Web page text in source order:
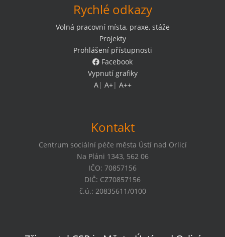
Rychlé odkazy
Volná pracovní místa, praxe, stáže
Projekty
Prohlášení přístupnosti
Facebook
Vypnutí grafiky
A| A+| A++
Kontakt
Centrum sociální péče města Ústí nad Orlicí
Na Pláni 1343, 562 06
IČO: 70857156
DIČ: CZ70857156
č.ú.: 20835611/0100